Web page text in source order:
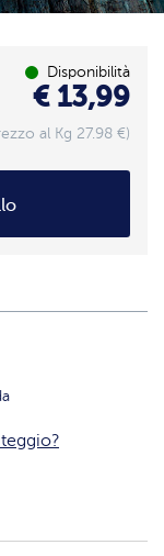
Disponibilità
€ 13,99
al Kg 27.98 €)